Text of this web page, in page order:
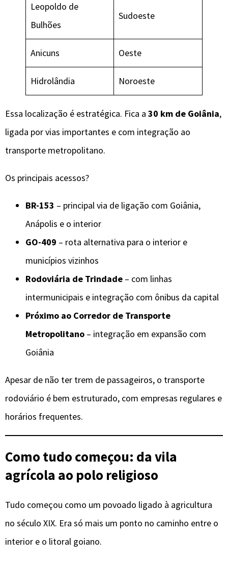
Leopoldo de
Bulhões
Sudoeste
Anicuns Oeste
Hidrolândia Noroeste
Essa localização é estratégica. Fica a 30 km de Goiânia,
ligada por vias importantes e com integração ao
transporte metropolitano.
Os principais acessos?
BR-153 – principal via de ligação com Goiânia,
Anápolis e o interior
GO-409 – rota alternativa para o interior e
municípios vizinhos
Rodoviária de Trindade – com linhas
intermunicipais e integração com ônibus da capital
Próximo ao Corredor de Transporte
Metropolitano – integração em expansão com
Goiânia
Apesar de não ter trem de passageiros, o transporte
rodoviário é bem estruturado, com empresas regulares e
horários frequentes.
Como tudo começou: da vila
agrícola ao polo religioso
Tudo começou como um povoado ligado à agricultura
no século XIX. Era só mais um ponto no caminho entre o
interior e o litoral goiano.